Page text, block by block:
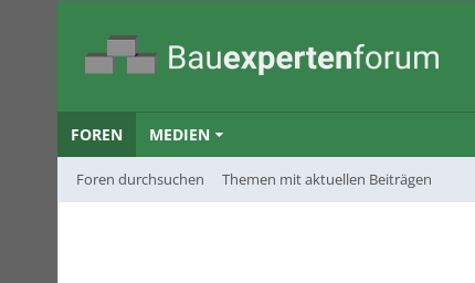
FOREN
Foren durchsuchen Themen mit aktuellen Beiträgen
MEDIEN